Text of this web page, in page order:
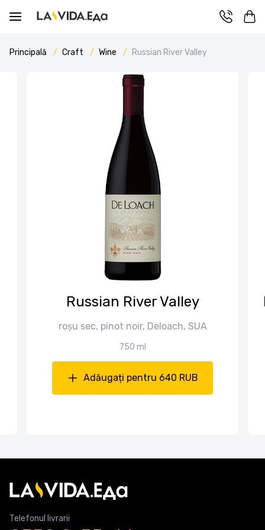
Principală Craft Wine Russian River Valley
Russian River Valley
roșu sec, pinot noir, Deloach, SUA
750 ml
Adăugați pentru 640 RUB
Telefonul livrarii